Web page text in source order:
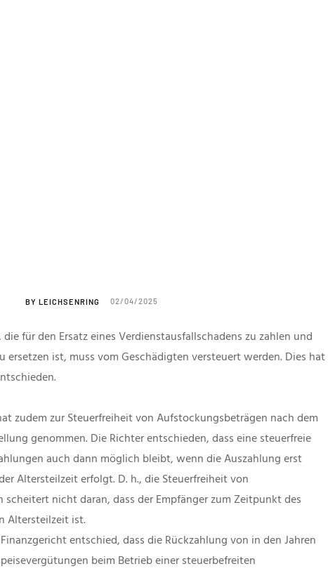
BY LEICHSENRING 02/04/2025
für den Ersatz eines Verdienstausfallschadens zu zahlen und
ersetzen ist, muss vom Geschädigten versteuert werden. Dies hat
zudem zur Steuerfreiheit von Aufstockungsbeträgen nach dem
genommen. Die Richter entschieden, dass eine steuerfreie
auch dann möglich bleibt, wenn die Auszahlung erst
Altersteilzeit erfolgt. D. h., die Steuerfreiheit von
nicht daran, dass der Empfänger zum Zeitpunkt des
Altersteilzeit ist.
entschied, dass die Rückzahlung von in den Jahren
beim Betrieb einer steuerbefreiten